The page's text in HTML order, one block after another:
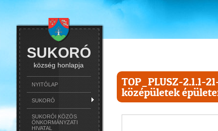
SUKORÓ
község honlapja
NYITÓLAP
SUKORÓ
SUKORÓI KÖZÖS
ÖNKORMÁNYZATI
HIVATAL
TOP_PLUSZ-2.1.1-
középületek